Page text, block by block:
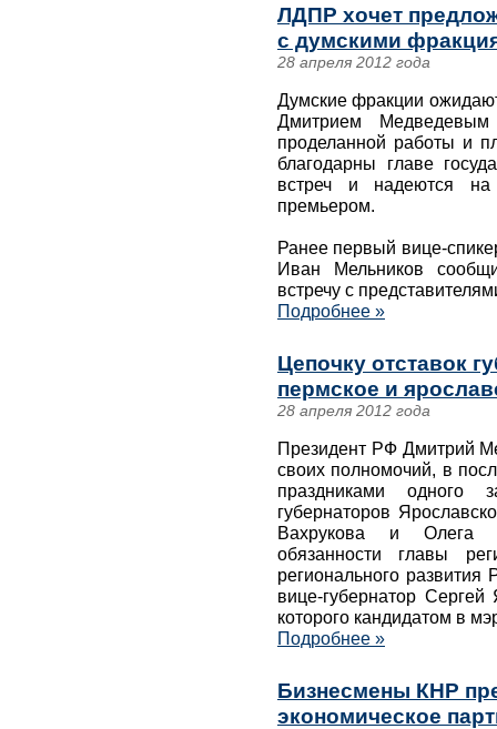
ЛДПР хочет
с думскими
28 апреля 2012 года
Думские фракции
Дмитрием
проделанной работы и
благодарны главе
встреч и надеются
премьером.
Ранее первый вице-
Иван Мельников
встречу с
Подробнее »
Цепочку отставок
пермское и
28 апреля 2012 года
Президент РФ Дмитрий
своих полномочий, в
праздниками одного
губернаторов
Вахрукова и Олега
обязанности главы
регионального
вице-губернатор
которого кандидатом в
Подробнее »
Бизнесмены КНР
экономическое